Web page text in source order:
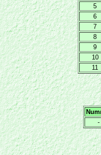
5
6
7
8
9
10
11
-